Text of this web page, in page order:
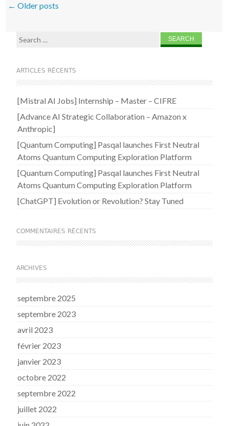
Post navigation
← Older posts
Search for:
ARTICLES RÉCENTS
[Mistral AI Jobs] Internship – Master – CIFRE
[Advance AI Strategic Collaboration – Amazon x
Anthropic]
[Quantum Computing] Pasqal launches First Neutral
Atoms Quantum Computing Exploration Platform
[Quantum Computing] Pasqal launches First Neutral
Atoms Quantum Computing Exploration Platform
[ChatGPT] Evolution or Revolution? Stay Tuned
COMMENTAIRES RÉCENTS
ARCHIVES
septembre 2025
septembre 2023
avril 2023
février 2023
janvier 2023
octobre 2022
septembre 2022
juillet 2022